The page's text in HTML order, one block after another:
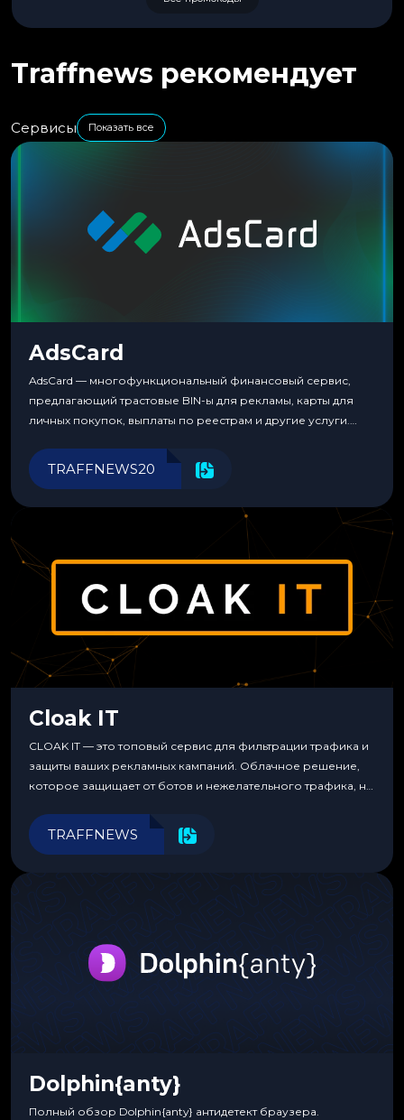
Traffnews рекомендует
Сервисы Показать все
AdsCard
AdsCard — многофункциональный финансовый сервис,
предлагающий трастовые BIN-ы для рекламы, карты для
личных покупок, выплаты по реестрам и другие услуги.
инструменты для управления финансами.
TRAFFNEWS20
Cloak IT
CLOAK IT — это топовый сервис для фильтрации трафика и
защиты ваших рекламных кампаний. Облачное решение,
которое защищает от ботов и нежелательного трафика, не
программирования.
TRAFFNEWS
Dolphin{anty}
Полный обзор Dolphin{anty} антидетект браузера.